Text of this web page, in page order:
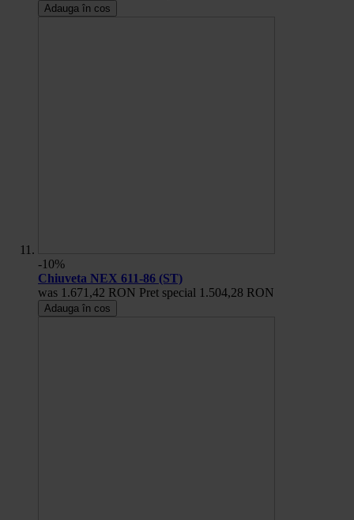
Adauga în cos
-10%
Chiuveta NEX 611-86 (ST)
was 1.671,42 RON Pret special 1.504,28 RON
Adauga în cos